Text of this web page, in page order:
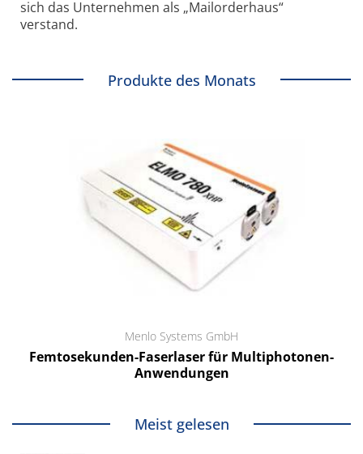
sich das Unternehmen als „Mailorderhaus“
verstand.
Produkte des Monats
Menlo Systems GmbH
Femtosekunden-Faserlaser für Multiphotonen-
Anwendungen
Meist gelesen